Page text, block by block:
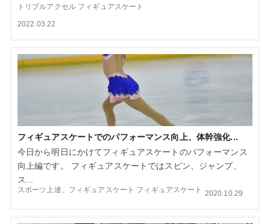
トリプルアクセル フィギュアスケート
2022.03.22
フィギュアスケートでのパフォーマンス向上、体幹強化...
今日から明日にかけてフィギュアスケートのパフォーマンス
向上編です。 フィギュアスケートではスピン、ジャンプ、
ス...
スポーツ上達、フィギュアスケート フィギュアスケート 2020.10.29